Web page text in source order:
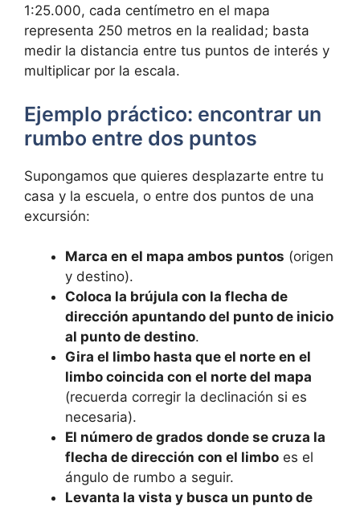
1:25.000, cada centímetro en el mapa
representa 250 metros en la realidad; basta
medir la distancia entre tus puntos de interés y
multiplicar por la escala.
Ejemplo práctico: encontrar un
rumbo entre dos puntos
Supongamos que quieres desplazarte entre tu
casa y la escuela, o entre dos puntos de una
excursión:
Marca en el mapa ambos puntos (origen
y destino).
Coloca la brújula con la flecha de
dirección apuntando del punto de inicio
al punto de destino.
Gira el limbo hasta que el norte en el
limbo coincida con el norte del mapa
(recuerda corregir la declinación si es
necesaria).
El número de grados donde se cruza la
flecha de dirección con el limbo es el
ángulo de rumbo a seguir.
Levanta la vista y busca un punto de